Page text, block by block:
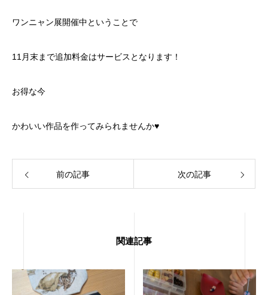
ワンニャン展開催中ということで
11月末まで追加料金はサービスとなります！
お得な今
かわいい作品を作ってみられませんか♥
前の記事 次の記事
関連記事